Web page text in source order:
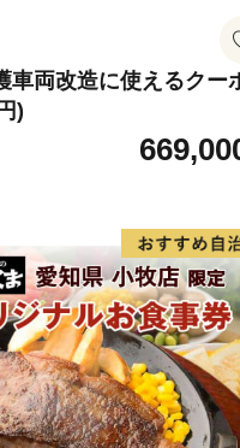
車両改造に使えるクー
)